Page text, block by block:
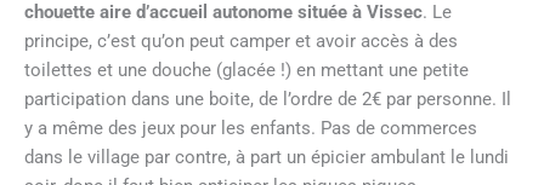
chouette aire d’accueil autonome située à Vissec. Le
principe, c’est qu’on peut camper et avoir accès à des
toilettes et une douche (glacée !) en mettant une petite
participation dans une boite, de l’ordre de 2€ par personne. Il
y a même des jeux pour les enfants. Pas de commerces
dans le village par contre, à part un épicier ambulant le lundi